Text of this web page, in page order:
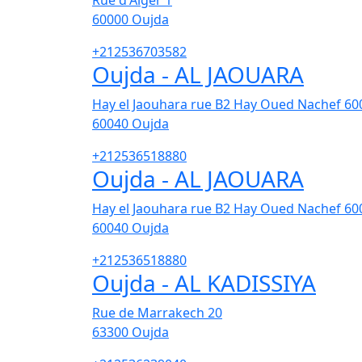
60000 Oujda
+212536703582
Oujda - AL JAOUARA
Hay el Jaouhara rue B2 Hay Oued Nachef
60040 Oujda
+212536518880
Oujda - AL JAOUARA
Hay el Jaouhara rue B2 Hay Oued Nachef
60040 Oujda
+212536518880
Oujda - AL KADISSIYA
Rue de Marrakech 20
63300 Oujda